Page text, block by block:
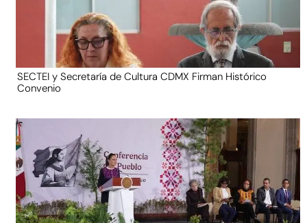
SECTEI y Secretaría de Cultura CDMX Firman Histórico
Convenio